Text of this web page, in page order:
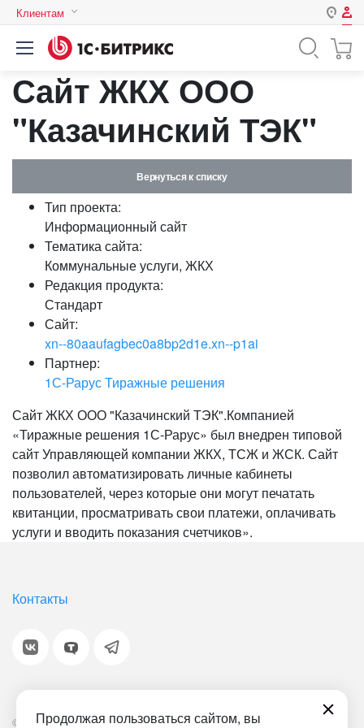
Продолжая пользоваться сайтом, вы
Клиентам
Авторизация
Нет аккаунта?Зарегистрироваться
Логин
Пароль
Запомнить меня на этом
Забыли свой пароль?
или войдите с помощью
Сайт ЖКХ ООО
"Казачинский ТЭК"
Вернуться к списку
Тип проекта:
Информационный сайт
Тематика сайта:
Коммунальные услуги, ЖКХ
Редакция продукта:
Стандарт
Сайт:
xn--80aaufagbec0a8bp2d1e.xn--p1ai
Партнер:
1С-Рарус Тиражные решения
Сайт ЖКХ ООО "Казачинский ТЭК".Компанией
«Тиражные решения 1С-Рарус» был внедрен типовой
сайт Управляющей компании ЖКХ, ТСЖ и ЖСК. Сайт
позволил автоматизировать личные кабинеты
пользователей, через которые они могут печатать
квитанции, просматривать свои платежи, оплачивать
услуги и вводить показания счетчиков».
Контакты
© 2001-2026 «Битрикс», «1С-Битрикс». Работает на